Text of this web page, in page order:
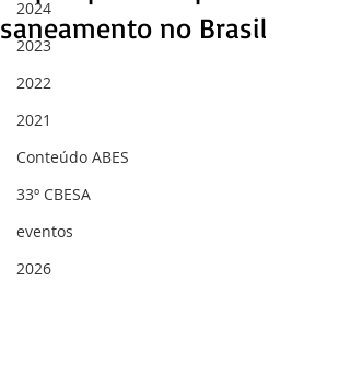
2024
2023
2022
2021
Conteúdo ABES
33º CBESA
eventos
2026
saneamento no Brasil